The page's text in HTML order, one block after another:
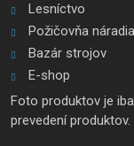
Lesníctvo
Požičovňa náradia
Bazár strojov
E-shop
Foto produktov je
prevedení produktov.